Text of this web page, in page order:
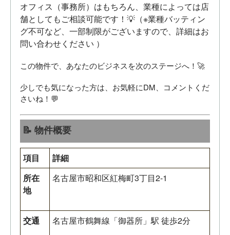
オフィス（事務所）はもちろん、業種によっては店
舗としてもご相談可能です！💡（※業種バッティン
グ不可など、一部制限がございますので、詳細はお
問い合わせください ）
この物件で、あなたのビジネスを次のステージへ！🚀
少しでも気になった方は、お気軽にDM、コメントくだ
さいね！💬
📝 物件概要
項目
詳細
所在
地
名古屋市昭和区紅梅町3丁目2-1
交通 名古屋市鶴舞線「御器所」駅 徒歩2分